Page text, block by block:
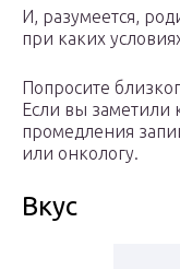
И, разумеется,
при каких
Попросите
Если вы заметили
промедления
или онкологу.
Вкус